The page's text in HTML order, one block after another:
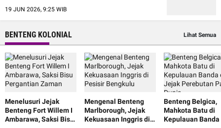
19 JUN 2026, 9:25 WIB
BENTENG KOLONIAL Lihat Semua
Menelusuri Jejak
Benteng Fort Willem I
Ambarawa, Saksi Bisu
Mengenal Benteng
Marlborough, Jejak
Kekuasaan Inggris di
Benteng Belgica,
Mahkota Batu di
Kepulauan Banda